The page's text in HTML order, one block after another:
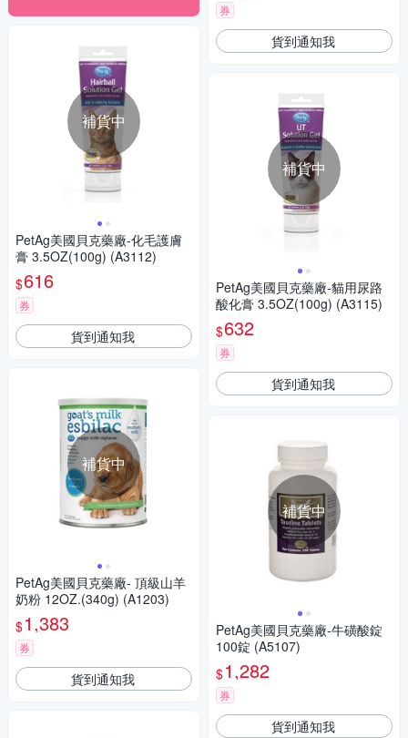
補貨中
PetAg美國貝克藥廠-化毛護膚
膏 3.5OZ(100g) (A3112)
$616
券
貨到通知我
補貨中
PetAg美國貝克藥廠- 頂級山羊
奶粉 12OZ.(340g) (A1203)
$1,383
券
貨到通知我
券
貨到通知我
補貨中
PetAg美國貝克藥廠-貓用尿路
酸化膏 3.5OZ(100g) (A3115)
$632
券
貨到通知我
補貨中
PetAg美國貝克藥廠-牛磺酸錠
100錠 (A5107)
$1,282
券
貨到通知我